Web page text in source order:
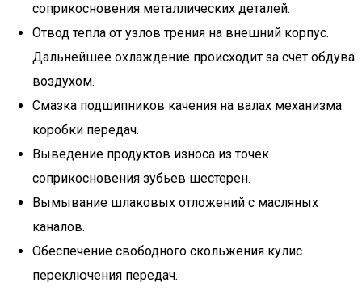
соприкосновения металлических деталей.
Отвод тепла от узлов трения на внешний корпус.
Дальнейшее охлаждение происходит за счет обдува
воздухом.
Смазка подшипников качения на валах механизма
коробки передач.
Выведение продуктов износа из точек
соприкосновения зубьев шестерен.
Вымывание шлаковых отложений с масляных
каналов.
Обеспечение свободного скольжения кулис
переключения передач.